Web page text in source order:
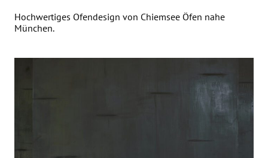
Hochwertiges Ofendesign von Chiemsee Öfen nahe
München.